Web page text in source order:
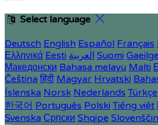
Select language
Deutsch English Español Français
Ελληνικά Eesti العربية Suomi Gaeilge
Македонски Bahasa melayu Malti
Čeština हिंदी Magyar Hrvatski
Íslenska Norsk Nederlands Türkçe
한국어 Português Polski Tiếng việt
Svenska Српски Shqipe